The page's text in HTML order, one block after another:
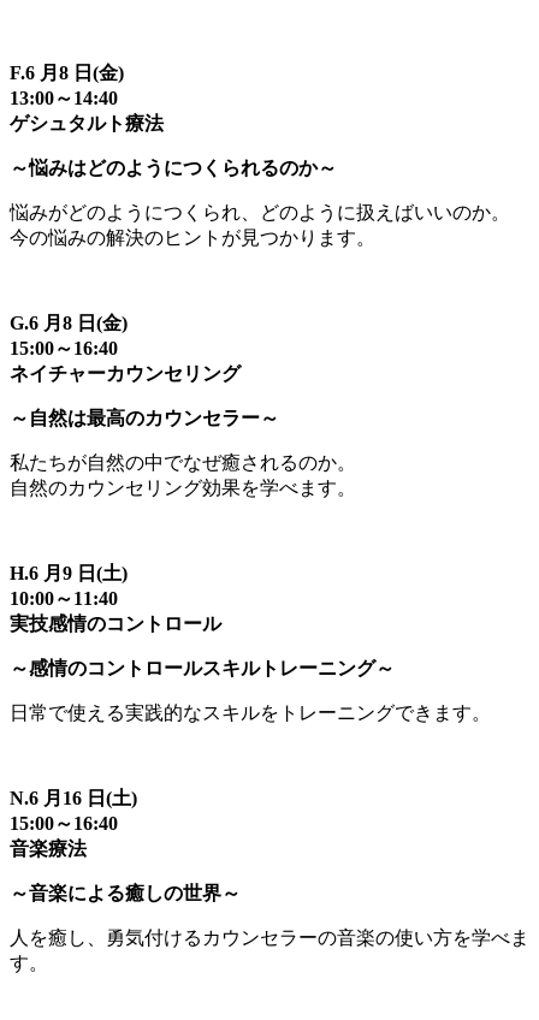
F.6 月8 日(金)
13:00～14:40
ゲシュタルト療法
～悩みはどのようにつくられるのか～
悩みがどのようにつくられ、どのように扱えばいいのか。
今の悩みの解決のヒントが見つかります。
G.6 月8 日(金)
15:00～16:40
ネイチャーカウンセリング
～自然は最高のカウンセラー～
私たちが自然の中でなぜ癒されるのか。
自然のカウンセリング効果を学べます。
H.6 月9 日(土)
10:00～11:40
実技感情のコントロール
～感情のコントロールスキルトレーニング～
日常で使える実践的なスキルをトレーニングできます。
N.6 月16 日(土)
15:00～16:40
音楽療法
～音楽による癒しの世界～
人を癒し、勇気付けるカウンセラーの音楽の使い方を学べま
す。